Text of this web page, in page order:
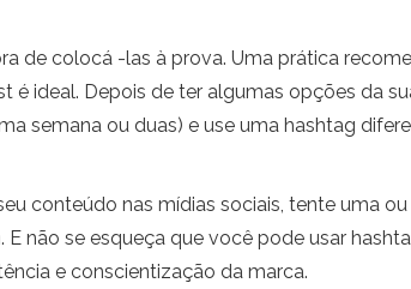
de colocá -las à prova. Uma prática
ideal. Depois de ter algumas opções da
semana ou duas) e use uma hashtag
conteúdo nas mídias sociais, tente uma
não se esqueça que você pode usar
e conscientização da marca.